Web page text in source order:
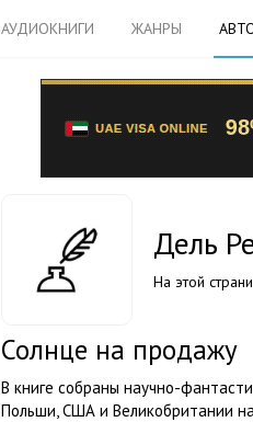
АУДИОКНИГИ ЖАНРЫ
Дель
На этой
Солнце на продажу
В книге собраны научно-
Польши, США и Великобритании